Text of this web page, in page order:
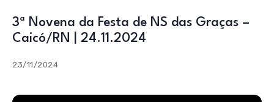
3ª Novena da Festa de NS das Graças –
Caicó/RN | 24.11.2024
23/11/2024